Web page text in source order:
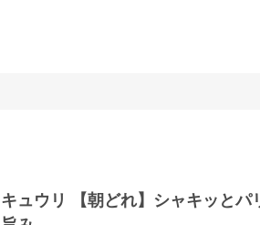
キュウリ 【朝どれ】シャキッと